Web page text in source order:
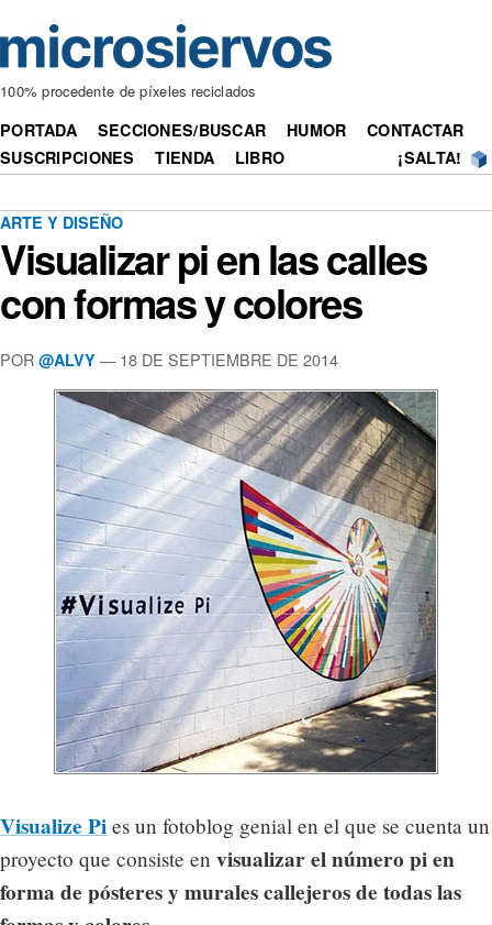
100% procedente de píxeles reciclados
PORTADA SECCIONES/BUSCAR HUMOR
CONTACTAR
SUSCRIPCIONES
TIENDA LIBRO ¡SALTA!
ARTE Y DISEÑO
Visualizar pi en las calles
con formas y colores
POR @ALVY — 18 DE SEPTIEMBRE DE 2014
Visualize Pi es un fotoblog genial en el que se cuenta un
proyecto que consiste en visualizar el número pi en
forma de pósteres y murales callejeros de todas las